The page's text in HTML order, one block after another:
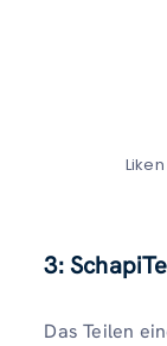
3:
Das Teilen